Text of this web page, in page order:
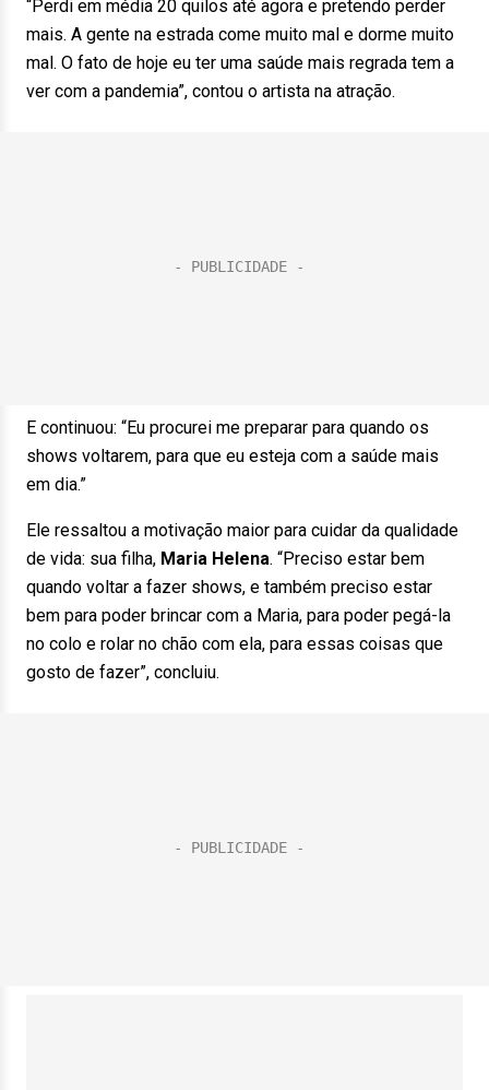
“Perdi em média 20 quilos até agora e pretendo perder
mais. A gente na estrada come muito mal e dorme muito
mal. O fato de hoje eu ter uma saúde mais regrada tem a
ver com a pandemia”, contou o artista na atração.
E continuou: “Eu procurei me preparar para quando os
shows voltarem, para que eu esteja com a saúde mais
em dia.”
Ele ressaltou a motivação maior para cuidar da qualidade
de vida: sua filha, Maria Helena. “Preciso estar bem
quando voltar a fazer shows, e também preciso estar
bem para poder brincar com a Maria, para poder pegá-la
no colo e rolar no chão com ela, para essas coisas que
gosto de fazer”, concluiu.